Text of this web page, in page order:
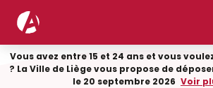
Vous avez entre 15 et 24 ans et vous
? La Ville de Liège vous propose de
le 20 septembre 2026 Voir